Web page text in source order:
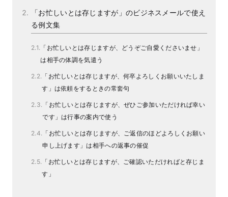
「お忙しいとは存じますが」のビジネスメールで使え
る例文集
「お忙しいとは存じますが、どうぞご自愛くださいませ」
は相手の体調を気遣う
「お忙しいとは存じますが、何卒よろしくお願いいたしま
す」は依頼をするときの常套句
「お忙しいとは存じますが、ぜひご参加いただければ幸い
です」は行事の案内で使う
「お忙しいとは存じますが、ご返信のほどよろしくお願い
申し上げます」は相手への返事の催促
「お忙しいとは存じますが、ご確認いただければと存じま
す」